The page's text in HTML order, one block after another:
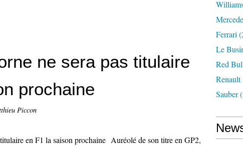
ne sera pas titulaire
prochaine
Piccon
Auréolé de son titre en GP2,
Ferrari
Le
Red
Renault
Sauber